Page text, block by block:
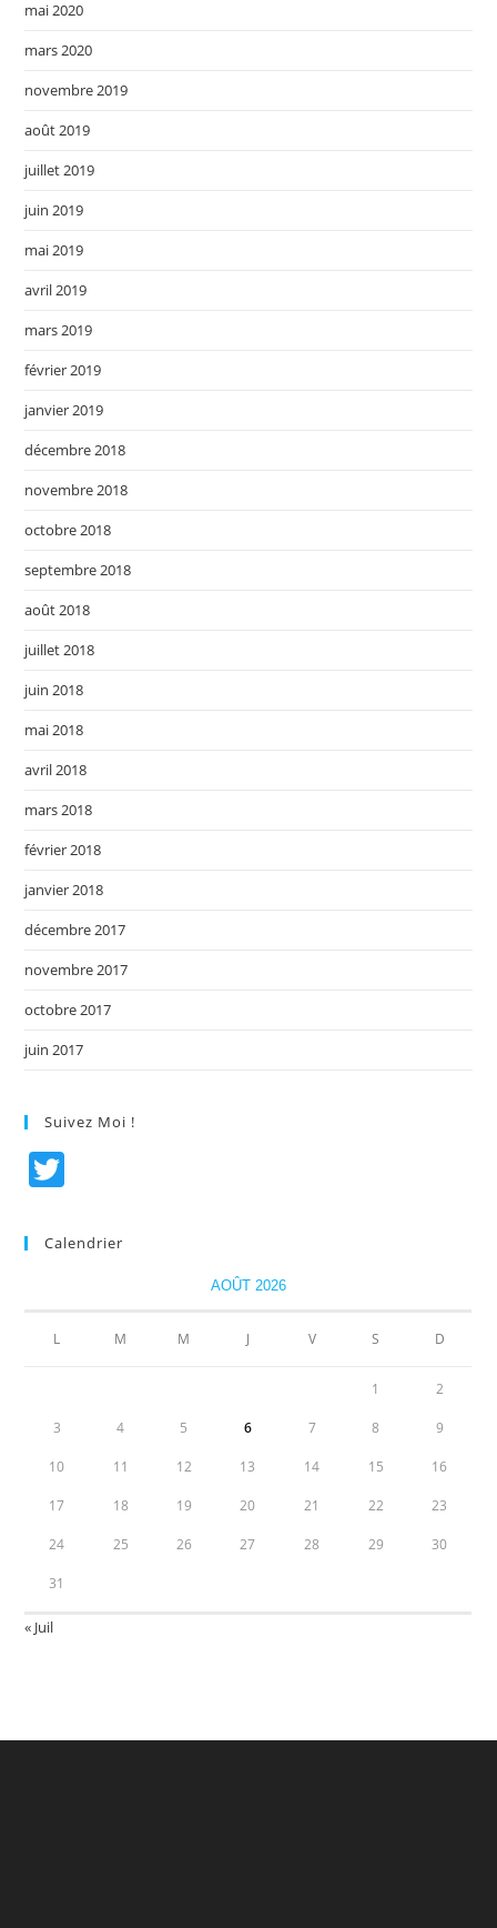
mai 2020
mars 2020
novembre 2019
août 2019
juillet 2019
juin 2019
mai 2019
avril 2019
mars 2019
février 2019
janvier 2019
décembre 2018
novembre 2018
octobre 2018
septembre 2018
août 2018
juillet 2018
juin 2018
mai 2018
avril 2018
mars 2018
février 2018
janvier 2018
décembre 2017
novembre 2017
octobre 2017
juin 2017
Suivez Moi !
itt
Calendrier
AOÛT 2026
L M M J V S D
1 2
3 4 5 6 7 8 9
10 11 12 13 14 15 16
17 18 19 20 21 22 23
24 25 26 27 28 29 30
31
« Juil